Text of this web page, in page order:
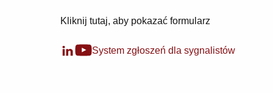
Kliknij tutaj, aby pokazać formularz
System zgłoszeń dla sygnalistów